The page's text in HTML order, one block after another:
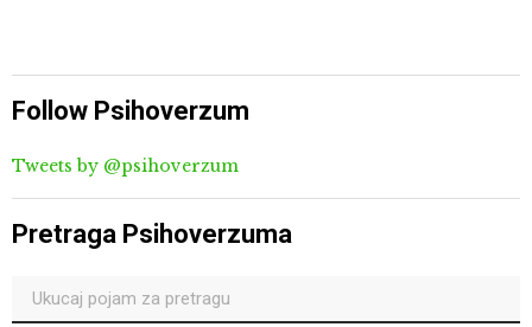
Follow Psihoverzum
Tweets by @psihoverzum
Pretraga Psihoverzuma